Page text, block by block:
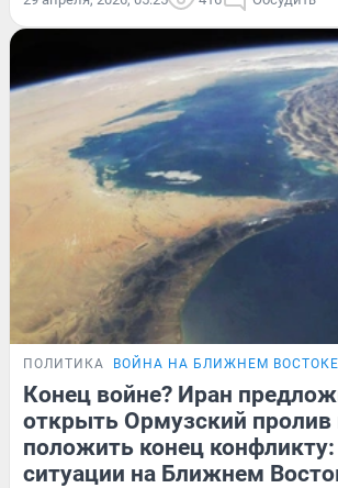
ПОЛИТИКА ВОЙНА НА БЛИЖНЕМ ВОСТОКЕ
Конец войне? Иран
открыть Ормузский пролив
положить конец конфликту:
ситуации на Ближнем